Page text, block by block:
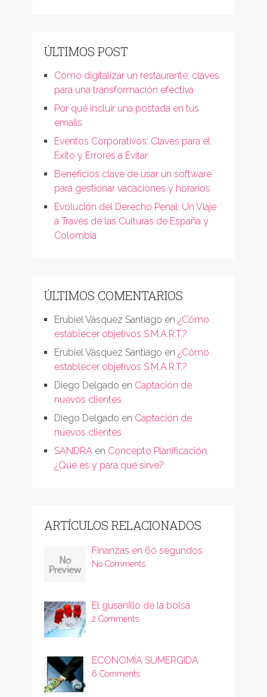
ÚLTIMOS POST
Cómo digitalizar un restaurante: claves
para una transformación efectiva
Por qué incluir una postada en tus
emails
Eventos Corporativos: Claves para el
Éxito y Errores a Evitar
Beneficios clave de usar un software
para gestionar vacaciones y horarios
Evolución del Derecho Penal: Un Viaje
a Través de las Culturas de España y
Colombia
ÚLTIMOS COMENTARIOS
Erubiel Vásquez Santiago en ¿Cómo
establecer objetivos S.M.A.R.T.?
Erubiel Vásquez Santiago en ¿Cómo
establecer objetivos S.M.A.R.T.?
Diego Delgado en Captación de
nuevos clientes
Diego Delgado en Captación de
nuevos clientes
SANDRAen Concepto Planificación,
¿Qué es y para qué sirve?
ARTÍCULOS RELACIONADOS
Finanzas en 60 segundos
No Comments
El gusanillo de la bolsa
2 Comments
ECONOMÍA SUMERGIDA
6 Comments